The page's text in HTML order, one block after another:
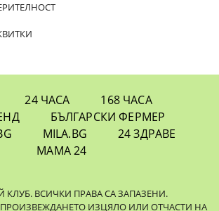
24 ЧАСА
168 ЧАСА
БЪЛГАРСКИ ФЕРМЕР
MILA.BG
24 ЗДРАВЕ
МАМА 24
КЛУБ. ВСИЧКИ ПРАВА СА ЗАПАЗЕНИ.
ИЗЦЯЛО ИЛИ ОТЧАСТИ НА